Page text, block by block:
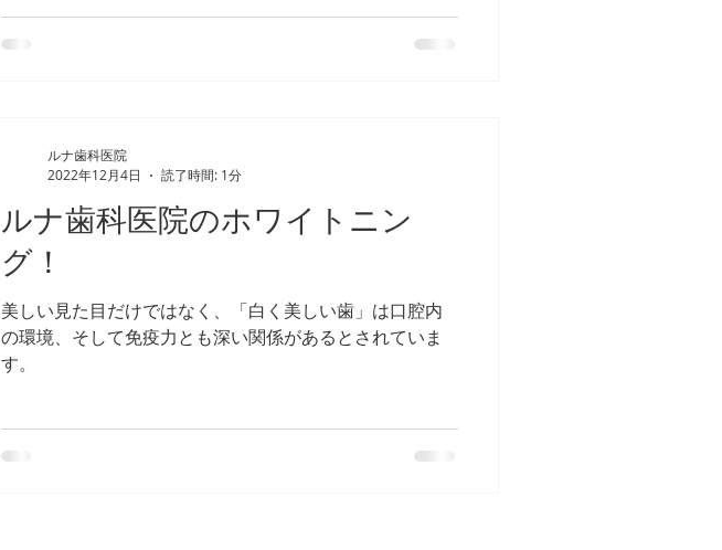
ルナ歯科医院のホワイトニン
グ！
美しい見た目だけではなく、「白く美しい歯」は口腔内
の環境、そして免疫力とも深い関係があるとされていま
す。
ルナ歯科医院
2022年12月4日
読了時間: 1分